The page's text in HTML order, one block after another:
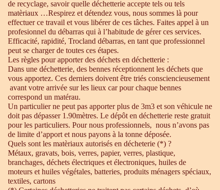
de recyclage, savoir quelle déchetterie accepte tels ou tels
matèriaux …Respirez et détendez vous, nous sommes là pour
effectuer ce travail et vous libérer de ces tâches. Faites appel à un
profesionnel du débarras qui à l’habitude de gérer ces services.
Efficacité, rapidité, Trocland débarras, en tant que professionnel
peut se charger de toutes ces étapes.
Les règles pour apporter des déchets en déchetterie :
Dans une déchetterie, des bennes réceptionnent les déchets que
vous apportez. Ces derniers doivent être triés consciencieusement
avant votre arrivée sur les lieux car pour chaque bennes
correspond un matérau.
Un particulier ne peut pas apporter plus de 3m3 et son véhicule ne
doit pas dépasser 1.90mètres. Le dépôt en déchetterie reste gratuit
pour les particuliers. Pour nous professionnels, nous n’avons pas
de limite d’apport et nous payons à la tonne déposée.
Quels sont les matèriaux autorisés en décheterie (*) ?
Métaux, gravats, bois, verres, papier, verres, plastique,
branchages, déchets électriques et électroniques, huiles de
moteurs et huiles végétales, batteries, produits ménagers spéciaux,
textiles, cartons